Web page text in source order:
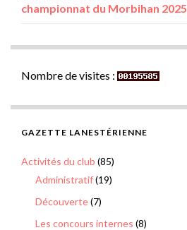
championnat du Morbihan 2025
Nombre de visites :
GAZETTE LANESTÉRIENNE
Activités du club (85)
Administratif(19)
Découverte(7)
Les concours internes (8)